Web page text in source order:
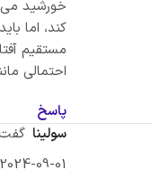
خورشید
کند، اما
مستقیم
احتمالی
پاسخ
سولینا
2024-09-01 در 11:42